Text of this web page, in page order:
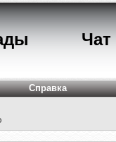
Чат
Справка